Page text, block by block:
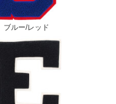
ブルー/レッド